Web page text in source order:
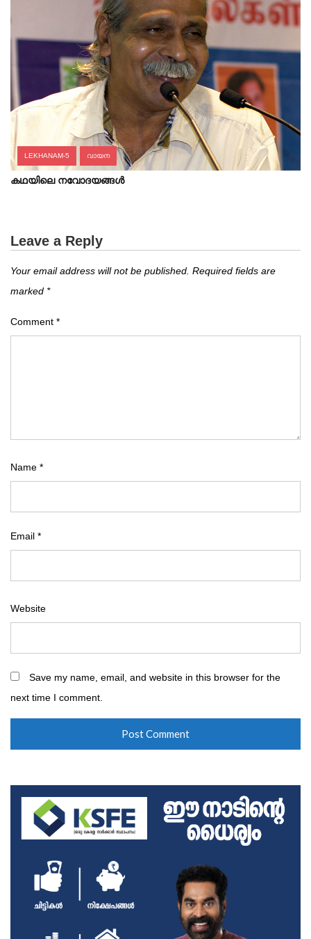
LEKHANAM-5 വായന
കഥയിലെ നവോദയങ്ങൾ
Leave a Reply
Your email address will not be published. Required fields are
marked *
Comment *
Name *
Email *
Website
Save my name, email, and website in this browser for the
next time I comment.